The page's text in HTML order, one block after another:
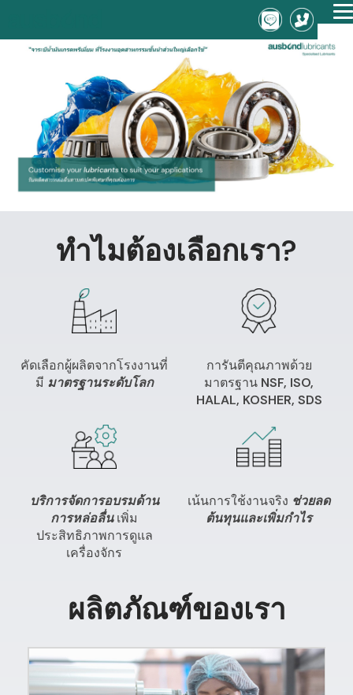
ทำไมต้องเลือกเรา?
คัดเลือกผู้ผลิตจากโรงงานที่
มี มาตรฐานระดับโลก
การันตีคุณภาพด้วย
มาตรฐาน NSF, ISO,
HALAL, KOSHER, SDS
บริการจัดการอบรมด้าน
การหล่อลื่นเพิ่ม
ประสิทธิภาพการดูแล
เครื่องจักร
เน้นการใช้งานจริง ช่วยลด
ต้นทุนและเพิ่มกำไร
ผลิตภัณฑ์ของเรา